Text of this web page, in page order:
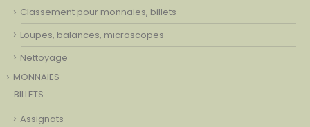
Classement pour monnaies, billets
Loupes, balances, microscopes
Nettoyage
MONNAIES
BILLETS
Assignats